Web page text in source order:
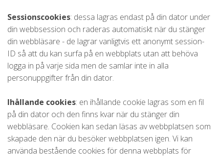
Sessionscookies: dessa lagras endast på din dator under
din webbsession och raderas automatiskt när du stänger
din webbläsare - de lagrar vanligtvis ett anonymt session-
ID så att du kan surfa på en webbplats utan att behöva
logga in på varje sida men de samlar inte in alla
personuppgifter från din dator.
Ihållande cookies: en ihållande cookie lagras som en fil
på din dator och den finns kvar när du stänger din
webbläsare. Cookien kan sedan läsas av webbplatsen som
skapade den när du besöker webbplatsen igen. Vi kan
använda bestående cookies för denna webbplats för